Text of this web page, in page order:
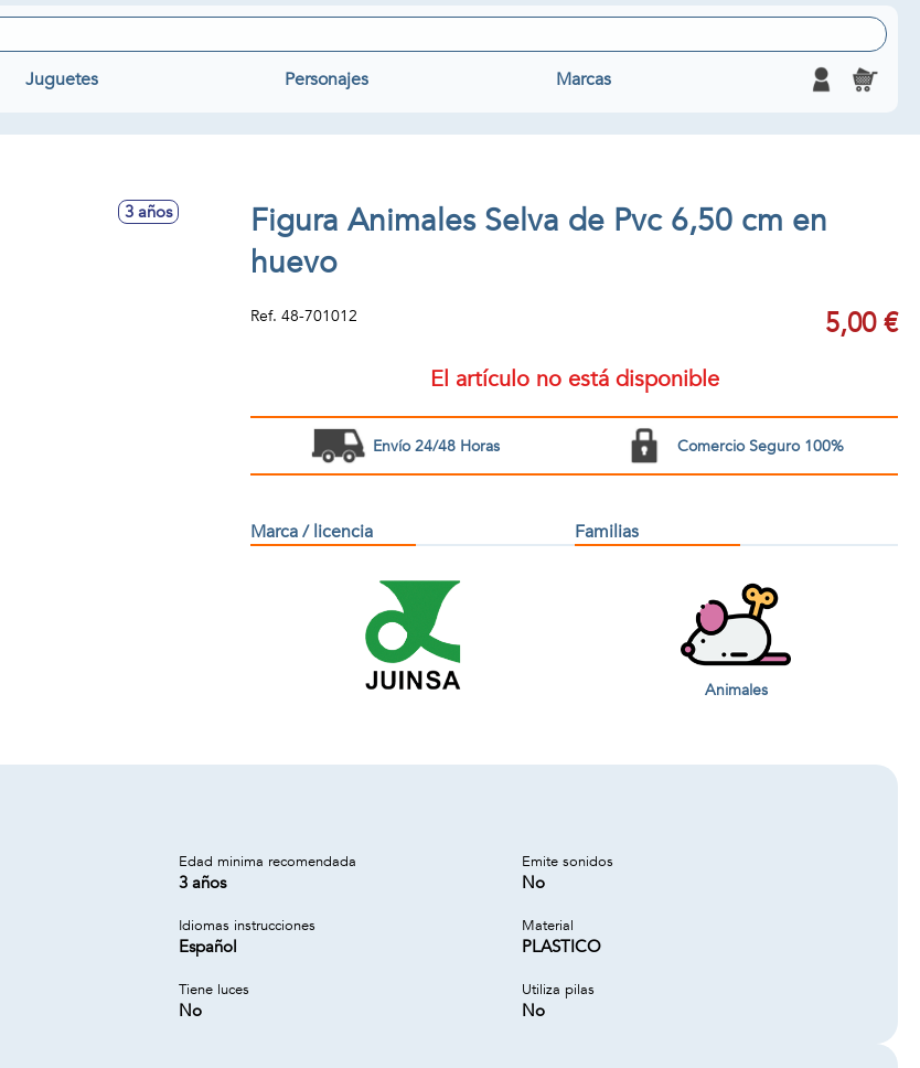
Juguetes Personajes Marcas
3 años
Figura Animales Selva de Pvc 6,50 cm en
huevo
Ref. 48-701012 5,00 €
El artículo no está disponible
Envío 24/48 Horas Comercio Seguro 100%
Marca / licencia Familias
Animales
Edad minima recomendada
3 años
Emite sonidos
No
Idiomas instrucciones
Español
Material
PLASTICO
Tiene luces
No
Utiliza pilas
No